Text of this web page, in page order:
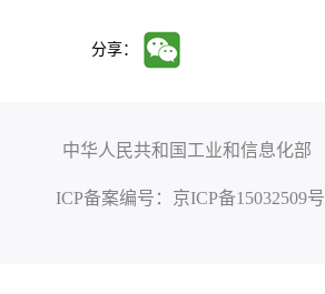
分享：
中华人民共和国工业和信息化部
ICP备案编号： 京ICP备15032509号